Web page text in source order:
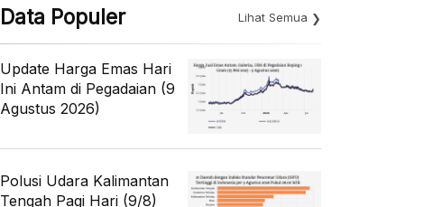
Data Populer Lihat Semua
Update Harga Emas Hari
Ini Antam di Pegadaian (9
Agustus 2026)
Polusi Udara Kalimantan
Tengah Pagi Hari (9/8)